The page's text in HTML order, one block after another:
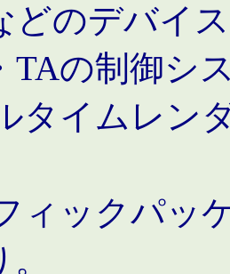
どのデバイ
TAの制御シ
タイムレン
ィックパッ